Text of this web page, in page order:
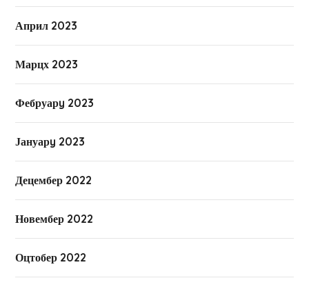
Април 2023
Марцх 2023
Фебруарy 2023
Јануарy 2023
Децембер 2022
Новембер 2022
Оцтобер 2022